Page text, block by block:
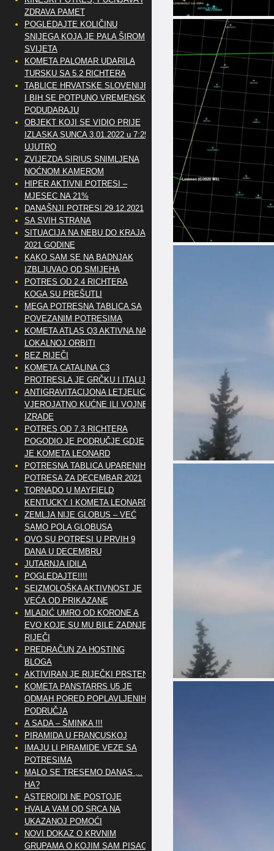
ZDRAVA PAMET
POGLEDAJTE KOLIČINU
SNIJEGA KOJA JE PALA ŠIROM
SVIJETA
KOMETA PALOMAR UDARILA
TURSKU SA 5.2 RICHTERA
TABLICE HRVATSKE SLOVENIJE
I BIH SE POTPUNO VREMENSKI
PODUDARAJU
OBJEKT KOJI SE VIDIO PRIJE
IZLASKA SUNCA 3.01.2022 u 7:25
UJUTRO
ZVIJEZDA SIRIUS SNIMLJENA
NOĆNOM KAMEROM
HIPER AKTIVNI POTRESI –
MJESEC NA 21%
DANAŠNJI POTRESI 29.12.2021
SA SVIH STRANA
SITUACIJA NA NEBU DO KRAJA
2021 GODINE
KAKO SAM SE NA BADNJAK
IZBLJUVAO OD SMIJEHA
POTRES OD 2.4 RICHTERA
KOGA SU PREŠUTLI
MEGA POTRESNA TABLICA SA
POVEZANIM POTRESIMA
KOMETA ATLAS Q3 AKTIVNA NA
LOKALNOJ ORBITI
BEZ RIJEČI
KOMETA CATALINA C3
PROTRESLA JE GRČKU I ITALIJU
ANTIGRAVITACIJONA LETJELICA
VJEROJATNO KUĆNE ILI VOJNE
IZRADE
POTRES OD 7.3 RICHTERA
POGODIO JE PODRUČJE GDJE
JE KOMETA LEONARD
POTRESNA TABLICA UPARENIH
POTRESA ZA DECEMBAR 2021
TORNADO U MAYFIELD
KENTUCKY I KOMETA LEONARD
ZEMLJA NIJE GLOBUS – VEĆ
SAMO POLA GLOBUSA
OVO SU POTRESI U PRVIH 9
DANA U DECEMBRU
JUTARNJA IDILA
POGLEDAJTE!!!!
SEIZMOLOŠKA AKTIVNOST JE
VEĆA OD PRIKAZANE
MLADIĆ UMRO OD KORONE A
EVO KOJE SU MU BILE ZADNJE
RIJEČI
PREDRAČUN ZA HOSTING
BLOGA
AKTIVIRAN JE RIJEČKI PRSTEN
KOMETA PANSTARRS U5 JE
ODMAH PORED POPLAVLJENIH
PODRUČJA
A SADA – ŠMINKA !!!
PIRAMIDA U FRANCUSKOJ
IMAJU LI PIRAMIDE VEZE SA
POTRESIMA
MALO SE TRESEMO DANAS ,..
HA?
ASTEROIDI NE POSTOJE
HVALA VAM OD SRCA NA
UKAZANOJ POMOĆI
NOVI DOKAZ O KRVNIM
GRUPAMA O KOJIM SAM PISAO